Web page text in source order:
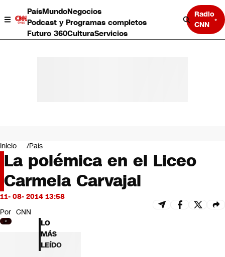
PaísMundoNegocios
Podcast y Programas completos
Futuro 360CulturaServicios
Radio
CNN
Negocios
Deportes
Programas completos
Cultura
Servicios
Bits
CNN Data
CNN tiempo
Futuro 360
Inicio País
La polémica en el Liceo
Carmela Carvajal
11- 08- 2014 13:58
Por CNN
LO
MÁS
LEÍDO